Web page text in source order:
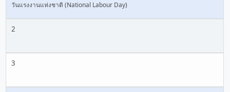
วันแรงงานแห่งชาติ (National Labour Day)
2
3